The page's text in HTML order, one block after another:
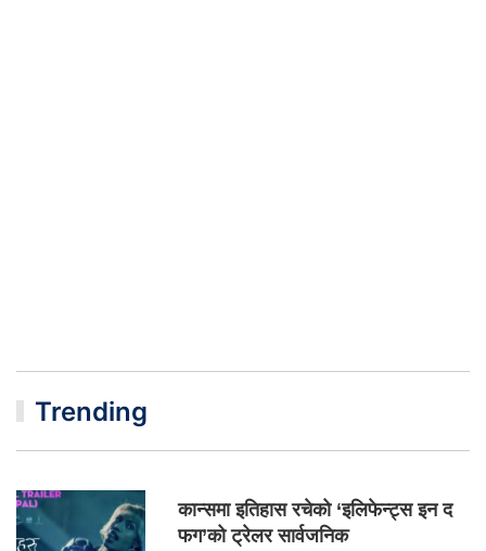
Trending
कान्समा इतिहास रचेको ‘इलिफेन्ट्स इन द
फग’को ट्रेलर सार्वजनिक